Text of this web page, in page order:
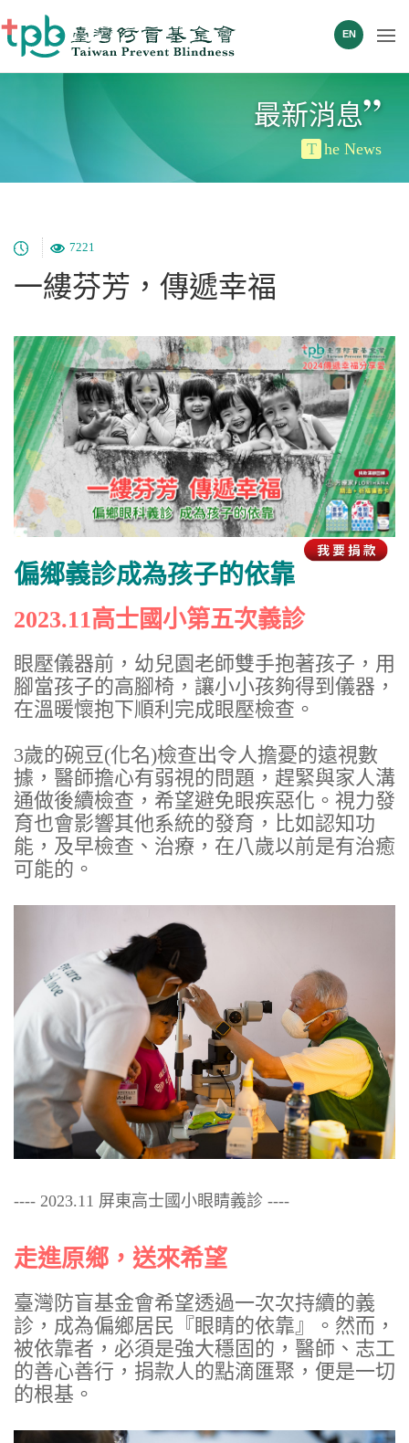
EN
最新消息”
T he News
7221
一縷芬芳，傳遞幸福
偏鄉義診成為孩子的依靠
2023.11高士國小第五次義診
眼壓儀器前，幼兒園老師雙手抱著孩子，用
腳當孩子的高腳椅，讓小小孩夠得到儀器，
在溫暖懷抱下順利完成眼壓檢查。
3歲的碗豆(化名)檢查出令人擔憂的遠視數
據，醫師擔心有弱視的問題，趕緊與家人溝
通做後續檢查，希望避免眼疾惡化。視力發
育也會影響其他系統的發育，比如認知功
能，及早檢查、治療，在八歲以前是有治癒
可能的。
---- 2023.11 屏東高士國小眼睛義診 ----
走進原鄉，送來希望
臺灣防盲基金會希望透過一次次持續的義
診，成為偏鄉居民『眼睛的依靠』。然而，
被依靠者，必須是強大穩固的，醫師、志工
的善心善行，捐款人的點滴匯聚，便是一切
的根基。